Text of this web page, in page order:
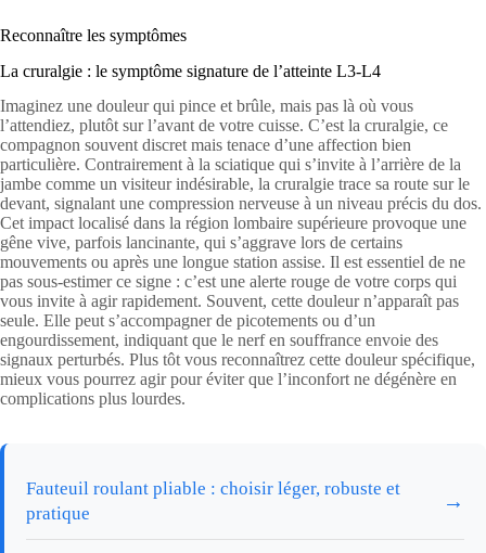
Reconnaître les symptômes
La cruralgie : le symptôme signature de l’atteinte L3-L4
Imaginez une douleur qui pince et brûle, mais pas là où vous
l’attendiez, plutôt sur l’avant de votre cuisse. C’est la cruralgie, ce
compagnon souvent discret mais tenace d’une affection bien
particulière. Contrairement à la sciatique qui s’invite à l’arrière de la
jambe comme un visiteur indésirable, la cruralgie trace sa route sur le
devant, signalant une compression nerveuse à un niveau précis du dos.
Cet impact localisé dans la région lombaire supérieure provoque une
gêne vive, parfois lancinante, qui s’aggrave lors de certains
mouvements ou après une longue station assise. Il est essentiel de ne
pas sous-estimer ce signe : c’est une alerte rouge de votre corps qui
vous invite à agir rapidement. Souvent, cette douleur n’apparaît pas
seule. Elle peut s’accompagner de picotements ou d’un
engourdissement, indiquant que le nerf en souffrance envoie des
signaux perturbés. Plus tôt vous reconnaîtrez cette douleur spécifique,
mieux vous pourrez agir pour éviter que l’inconfort ne dégénère en
complications plus lourdes.
Fauteuil roulant pliable : choisir léger, robuste et
pratique
→